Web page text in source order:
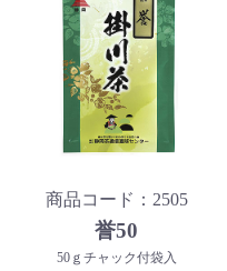
商品コード：2505
誉50
50ｇチャック付袋入